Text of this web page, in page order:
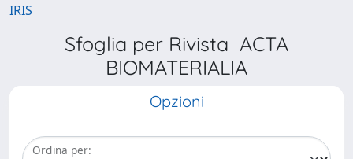
IRIS
Sfoglia per Rivista ACTA
BIOMATERIALIA
Opzioni
Ordina per: